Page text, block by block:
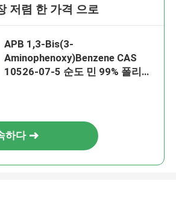
저렴 한 가격 으로
APB 1,3-Bis(3-
Aminophenoxy)Benzene CAS
10526-07-5 순도 민 99% 폴리이
하다